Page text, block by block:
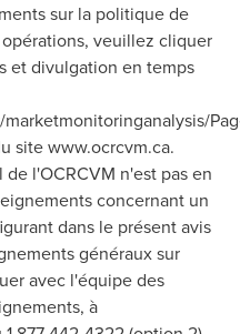
sur la politique de
veuillez cliquer
et divulgation en temps
site www.ocrcvm.ca.
l'OCRCVM n'est pas en
concernant un
dans le présent avis
généraux sur
avec l'équipe des
à